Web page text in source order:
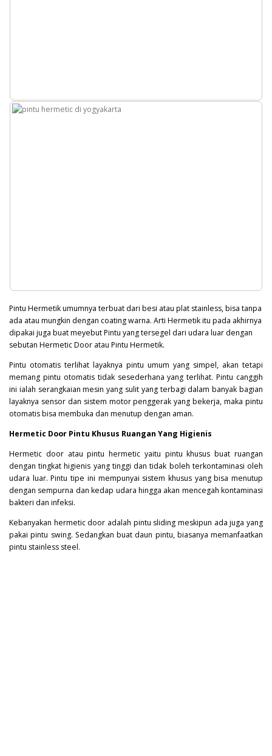
Pintu Hermetik umumnya terbuat dari besi atau plat stainless, bisa tanpa
ada atau mungkin dengan coating warna. Arti Hermetik itu pada akhirnya
dipakai juga buat meyebut Pintu yang tersegel dari udara luar dengan
sebutan Hermetic Door atau Pintu Hermetik.
Pintu otomatis terlihat layaknya pintu umum yang simpel, akan tetapi
memang pintu otomatis tidak sesederhana yang terlihat. Pintu canggih
ini ialah serangkaian mesin yang sulit yang terbagi dalam banyak bagian
layaknya sensor dan sistem motor penggerak yang bekerja, maka pintu
otomatis bisa membuka dan menutup dengan aman.
Hermetic Door Pintu Khusus Ruangan Yang Higienis
Hermetic door atau pintu hermetic yaitu pintu khusus buat ruangan
dengan tingkat higienis yang tinggi dan tidak boleh terkontaminasi oleh
udara luar. Pintu tipe ini mempunyai sistem khusus yang bisa menutup
dengan sempurna dan kedap udara hingga akan mencegah kontaminasi
bakteri dan infeksi.
Kebanyakan hermetic door adalah pintu sliding meskipun ada juga yang
pakai pintu swing. Sedangkan buat daun pintu, biasanya memanfaatkan
pintu stainless steel.